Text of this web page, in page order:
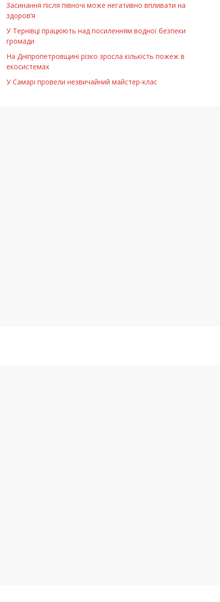
Засинання після півночі може негативно впливати на
здоров’я
У Тернівці працюють над посиленням водної безпеки
громади
На Дніпропетровщині різко зросла кількість пожеж в
екосистемах
У Самарі провели незвичайний майстер-клас